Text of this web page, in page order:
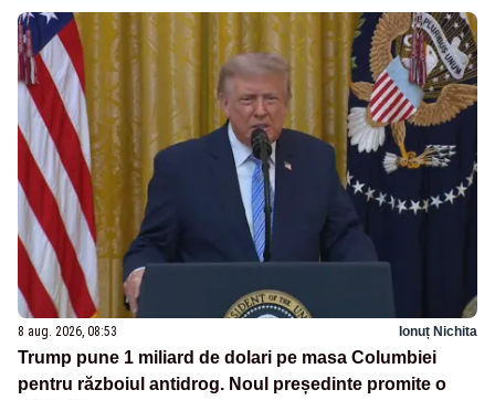
8 aug. 2026, 08:53 Ionuț Nichita
Trump pune 1 miliard de dolari pe masa Columbiei
pentru războiul antidrog. Noul președinte promite o